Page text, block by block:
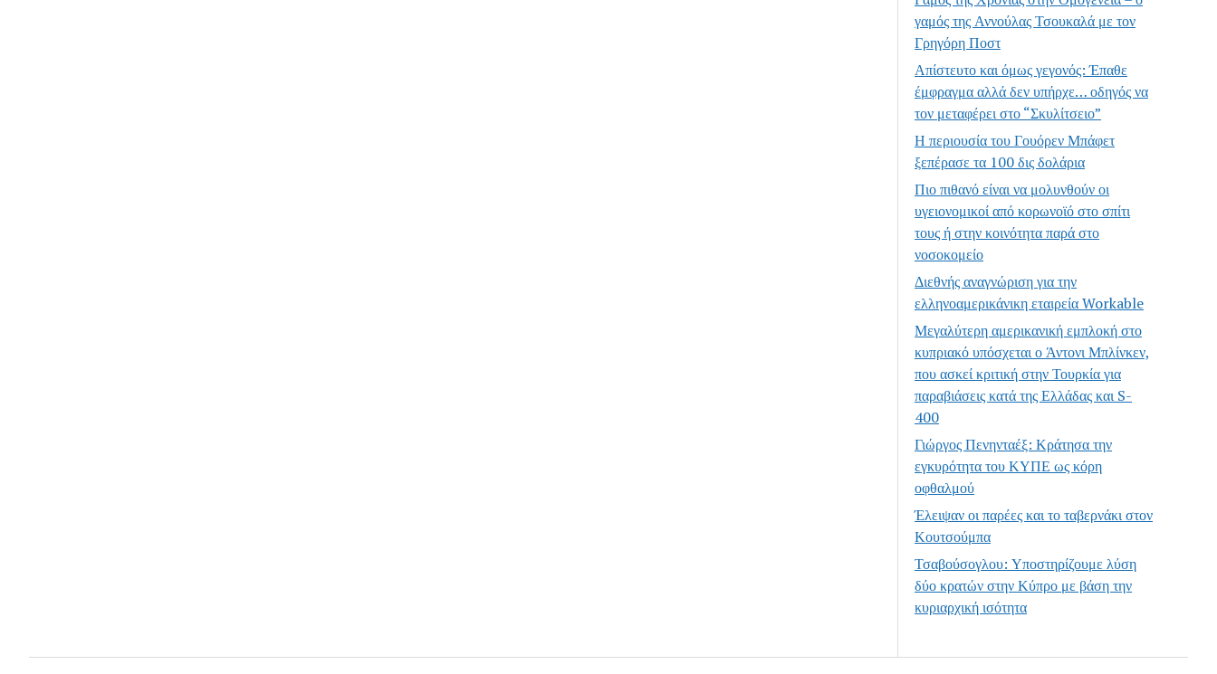
γαμός της Αννούλας Τσουκαλά με τον
Γρηγόρη Ποστ
Απίστευτο και όμως γεγονός: Έπαθε
έμφραγμα αλλά δεν υπήρχε… οδηγός να
τον μεταφέρει στο “Σκυλίτσειο”
Η περιουσία του Γουόρεν Μπάφετ
ξεπέρασε τα 100 δις δολάρια
Πιο πιθανό είναι να μολυνθούν οι
υγειονομικοί από κορωνοϊό στο σπίτι
τους ή στην κοινότητα παρά στο
νοσοκομείο
Διεθνής αναγνώριση για την
ελληνοαμερικάνικη εταιρεία Workable
Μεγαλύτερη αμερικανική εμπλοκή στο
κυπριακό υπόσχεται ο Άντονι Μπλίνκεν,
που ασκεί κριτική στην Τουρκία για
παραβιάσεις κατά της Ελλάδας και S-
400
Γιώργος Πενηνταέξ: Κράτησα την
εγκυρότητα του ΚΥΠΕ ως κόρη
οφθαλμού
Έλειψαν οι παρέες και το ταβερνάκι στον
Κουτσούμπα
Τσαβούσογλου: Υποστηρίζουμε λύση
δύο κρατών στην Κύπρο με βάση την
κυριαρχική ισότητα